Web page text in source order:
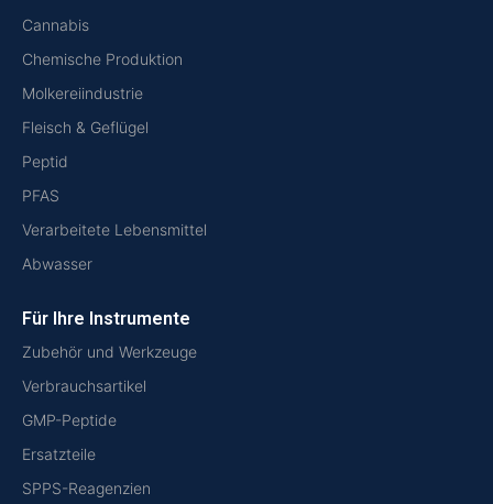
Cannabis
Chemische Produktion
Molkereiindustrie
Fleisch & Geflügel
Peptid
PFAS
Verarbeitete Lebensmittel
Abwasser
Für Ihre Instrumente
Zubehör und Werkzeuge
Verbrauchsartikel
GMP-Peptide
Ersatzteile
SPPS-Reagenzien